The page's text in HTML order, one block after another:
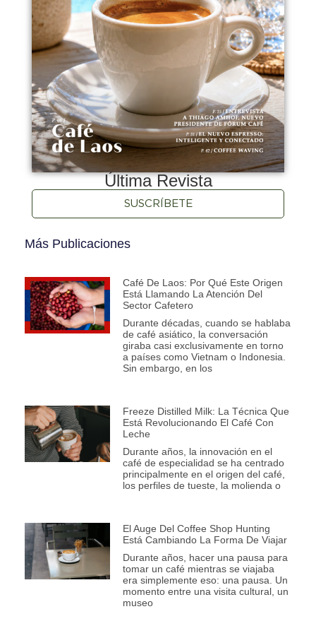
Última Revista
SUSCRÍBETE
Más Publicaciones
Café De Laos: Por Qué Este Origen
Está Llamando La Atención Del
Sector Cafetero
Durante décadas, cuando se hablaba
de café asiático, la conversación
giraba casi exclusivamente en torno
a países como Vietnam o Indonesia.
Sin embargo, en los
Freeze Distilled Milk: La Técnica Que
Está Revolucionando El Café Con
Leche
Durante años, la innovación en el
café de especialidad se ha centrado
principalmente en el origen del café,
los perfiles de tueste, la molienda o
El Auge Del Coffee Shop Hunting
Está Cambiando La Forma De Viajar
Durante años, hacer una pausa para
tomar un café mientras se viajaba
era simplemente eso: una pausa. Un
momento entre una visita cultural, un
museo